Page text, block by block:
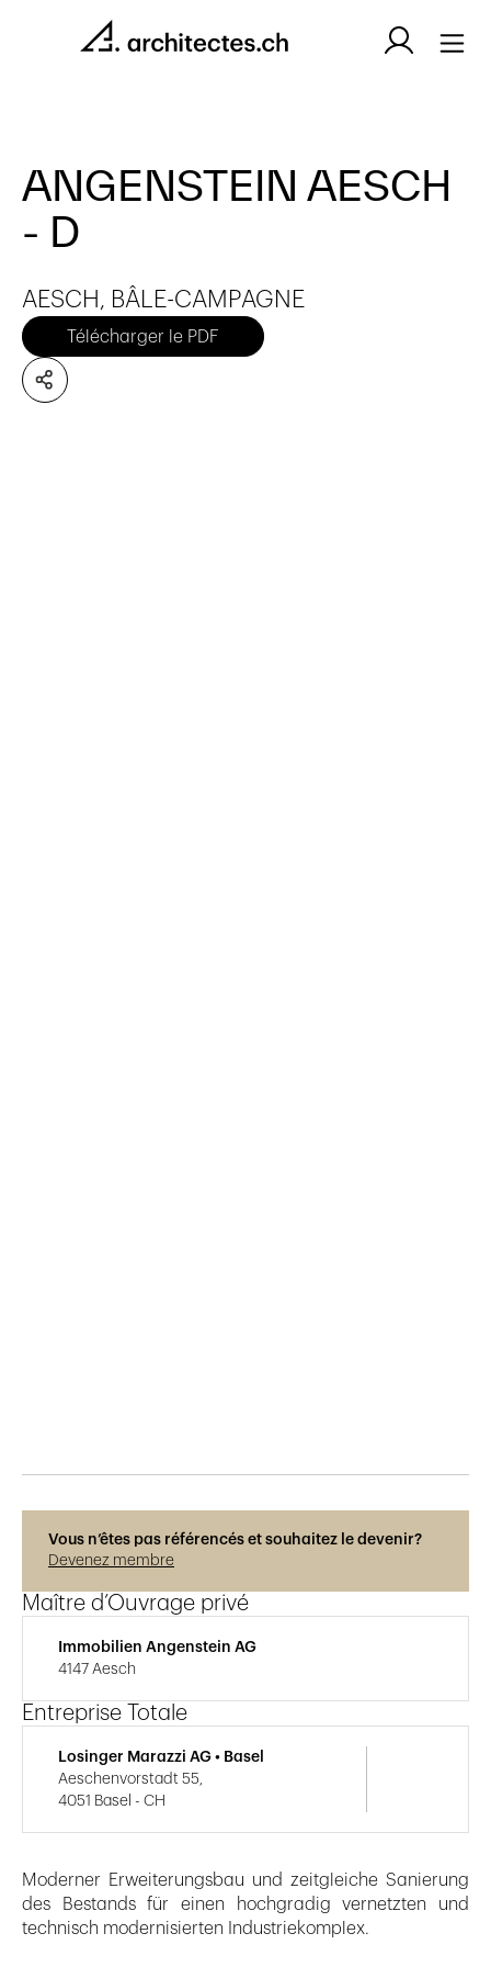
ANGENSTEIN AESCH
- D
AESCH, BÂLE-CAMPAGNE
Télécharger le PDF
Moderner Erweiterungsbau und zeitgleiche Sanierung
des Bestands für einen hochgradig vernetzten und
technisch modernisierten Industriekomplex.
Vous n’êtes pas référencés et souhaitez le devenir?
Devenez membre
Maître d’Ouvrage privé
Immobilien Angenstein AG
4147 Aesch
Entreprise Totale
Losinger Marazzi AG • Basel
Aeschenvorstadt 55,
4051 Basel - CH